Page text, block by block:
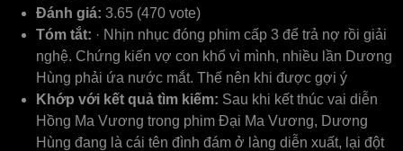
Đánh giá: 3.65 (470 vote)
Tóm tắt: · Nhịn nhục đóng phim cấp 3 để trả nợ rồi giải
nghệ. Chứng kiến vợ con khổ vì mình, nhiều lần Dương
Hùng phải ứa nước mắt. Thế nên khi được gợi ý
Khớp với kết quả tìm kiếm: Sau khi kết thúc vai diễn
Hồng Ma Vương trong phim Đại Ma Vương, Dương
Hùng đang là cái tên đình đám ở làng diễn xuất, lại đột